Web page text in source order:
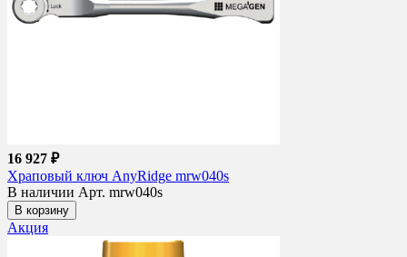
16 927 ₽
Храповый ключ AnyRidge mrw040s
В наличии Арт. mrw040s
В корзину
Акция